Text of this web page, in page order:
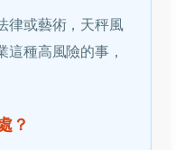
律或藝術，天秤風
這種高風險的事，
？